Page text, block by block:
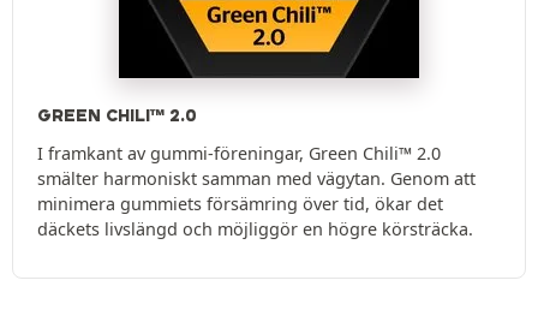
GREEN CHILI™ 2.0
I framkant av gummi-föreningar, Green Chili™ 2.0
smälter harmoniskt samman med vägytan. Genom att
minimera gummiets försämring över tid, ökar det
däckets livslängd och möjliggör en högre körsträcka.